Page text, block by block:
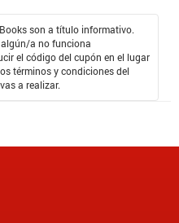
y disfrutar sus ediciones
como yo, se hace mucho más
forma digital, es como llevar
la posibilidad de un clic. Los
de que existe la
eBooks
son a título informativo.
algún/a no funciona
el código del cupón en el lugar
términos y condiciones del
a realizar.